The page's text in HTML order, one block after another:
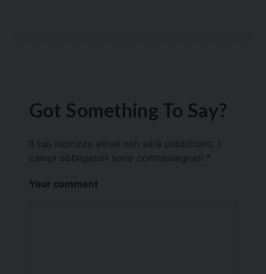
Got Something To Say?
Il tuo indirizzo email non sarà pubblicato.
campi obbligatori sono contrassegnati *
Your comment